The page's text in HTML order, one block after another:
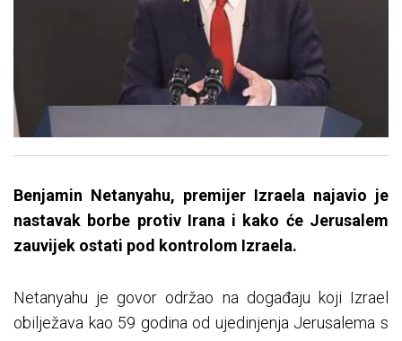
Benjamin Netanyahu, premijer Izraela najavio je
nastavak borbe protiv Irana i kako će Jerusalem
zauvijek ostati pod kontrolom Izraela.
Netanyahu je govor održao na događaju koji Izrael
obilježava kao 59 godina od ujedinjenja Jerusalema s